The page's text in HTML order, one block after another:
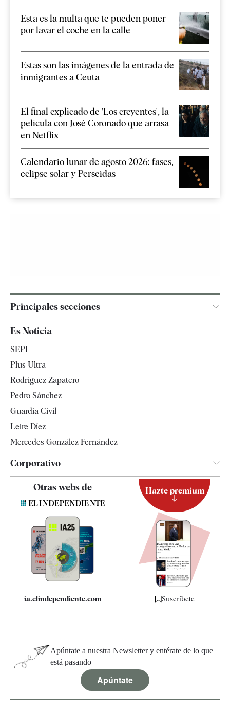
Esta es la multa que te pueden poner
por lavar el coche en la calle
Estas son las imágenes de la entrada de
inmigrantes a Ceuta
El final explicado de 'Los creyentes', la
película con José Coronado que arrasa
en Netflix
Calendario lunar de agosto 2026: fases,
eclipse solar y Perseidas
Principales secciones
Televisión
Es Noticia
SEPI
Plus Ultra
Rodríguez Zapatero
Pedro Sánchez
Guardia Civil
Leire Díez
Mercedes González Fernández
Corporativo
Quiénes somos
Especificaciones
Otras webs de
ia.elindependiente.com
Hazte premium
Suscríbete
Apúntate a nuestra Newsletter y entérate de lo que
está pasando
Apúntate